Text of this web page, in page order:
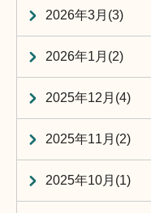
2026年3月(3)
2026年1月(2)
2025年12月(4)
2025年11月(2)
2025年10月(1)